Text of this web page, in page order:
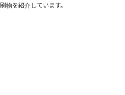
物を紹介しています。